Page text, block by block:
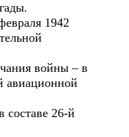
1942
войны – в
авиационной
составе 26-й